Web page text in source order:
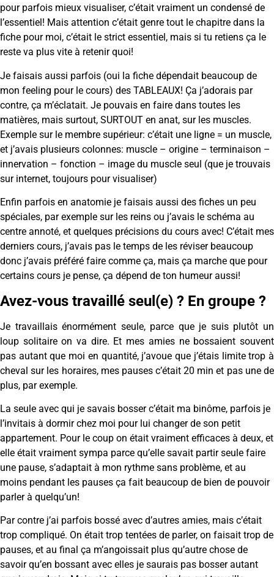
pour parfois mieux visualiser, c’était vraiment un condensé de
l’essentiel! Mais attention c’était genre tout le chapitre dans la
fiche pour moi, c’était le strict essentiel, mais si tu retiens ça le
reste va plus vite à retenir quoi!
Je faisais aussi parfois (oui la fiche dépendait beaucoup de
mon feeling pour le cours) des TABLEAUX! Ça j’adorais par
contre, ça m’éclatait. Je pouvais en faire dans toutes les
matières, mais surtout, SURTOUT en anat, sur les muscles.
Exemple sur le membre supérieur: c’était une ligne = un muscle,
et j’avais plusieurs colonnes: muscle – origine – terminaison –
innervation – fonction – image du muscle seul (que je trouvais
sur internet, toujours pour visualiser)
Enfin parfois en anatomie je faisais aussi des fiches un peu
spéciales, par exemple sur les reins ou j’avais le schéma au
centre annoté, et quelques précisions du cours avec! C’était mes
derniers cours, j’avais pas le temps de les réviser beaucoup
donc j’avais préféré faire comme ça, mais ça marche que pour
certains cours je pense, ça dépend de ton humeur aussi!
Avez-vous travaillé seul(e) ? En groupe ?
Je travaillais énormément seule, parce que je suis plutôt un
loup solitaire on va dire. Et mes amies ne bossaient souvent
pas autant que moi en quantité, j’avoue que j’étais limite trop à
cheval sur les horaires, mes pauses c’était 20 min et pas une de
plus, par exemple.
La seule avec qui je savais bosser c’était ma binôme, parfois je
l’invitais à dormir chez moi pour lui changer de son petit
appartement. Pour le coup on était vraiment efficaces à deux, et
elle était vraiment sympa parce qu’elle savait partir seule faire
une pause, s’adaptait à mon rythme sans problème, et au
moins pendant les pauses ça fait beaucoup de bien de pouvoir
parler à quelqu’un!
Par contre j’ai parfois bossé avec d’autres amies, mais c’était
trop compliqué. On était trop tentées de parler, on faisait trop de
pauses, et au final ça m’angoissait plus qu’autre chose de
savoir qu’en bossant avec elles je saurais pas bosser autant